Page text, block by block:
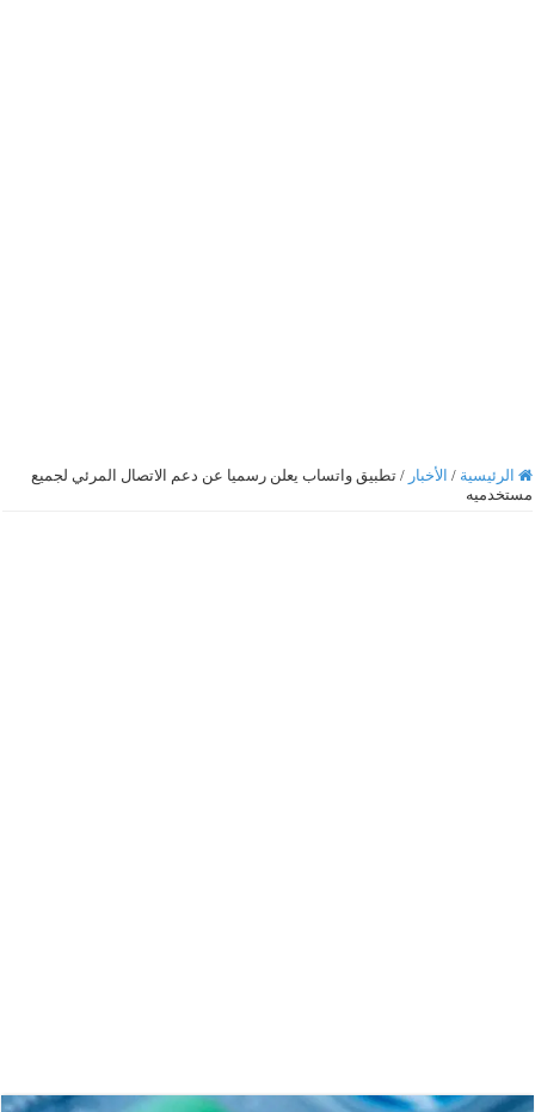
الرئيسية / الأخبار / تطبيق واتساب يعلن رسميا عن دعم الاتصال المرئي لجميع
مستخدميه